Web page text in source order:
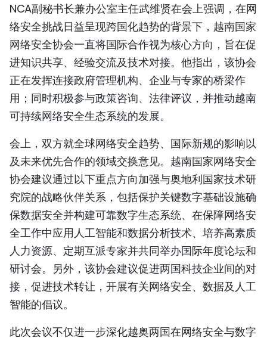
FRANÇAIS
РУССКИЙ
ESPAÑOL
NCA副秘书长兼办公室主任武维贤在会上强调，在网
络安全挑战日益呈现跨国化趋势的背景下，越南国家
网络安全协会一直将国际合作视为核心方向，旨在促
进知识共享、经验交流及技术对接。他指出，该协会
正在发挥连接政府管理机构、企业与专家的桥梁作
用；同时积极参与政策咨询、法律评议，并推动越南
可持续网络安全生态系统的发展。
会上，双方就全球网络安全趋势、国际新规的影响以
及未来优先合作的领域交换意见。越南国家网络安全
协会建议通过以下重点方向加强与奥地利国家技术研
究院的战略伙伴关系，包括保护关键数字基础设施确
保数据安全并构建可靠数字生态系统、在保障网络安
全工作中应用人工智能和数据分析技术、培养高素质
人力资源、定期互派专家并共同举办国际年度论坛和
研讨会。另外，该协会建议促进两国科技企业间的对
接，促进技术转让，开展有关网络安全、数据及人工
智能的倡议。
此次会议不仅进一步深化越奥两国在网络安全与数字